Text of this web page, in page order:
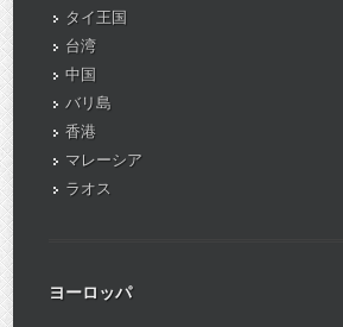
タイ王国
台湾
中国
バリ島
香港
マレーシア
ラオス
ヨーロッパ